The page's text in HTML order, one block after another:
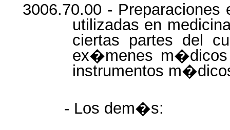
3006.70.00 -
utilizadas en
ciertas partes del
ex�menes
instrumentos
- Los dem�s: